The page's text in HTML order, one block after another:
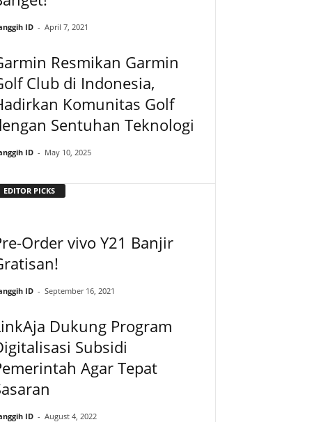
ID - April 7, 2021
Resmikan Garmin
Club di Indonesia,
Komunitas Golf
Sentuhan Teknologi
ID - May 10, 2025
EDITOR PICKS
Order vivo Y21 Banjir
ID - September 16, 2021
Dukung Program
Subsidi
Agar Tepat
ID - August 4, 2022